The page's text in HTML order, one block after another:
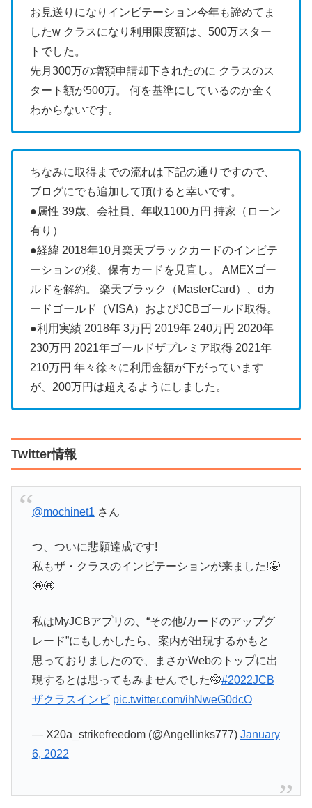
お見送りになりインビテーション今年も諦めてま
したw クラスになり利用限度額は、500万スター
トでした。
先月300万の増額申請却下されたのに クラスのス
タート額が500万。
何を基準にしているのか全く
わからないです。
ちなみに取得までの流れは下記の通りですので、
ブログにでも追加して頂けると幸いです。
●属性 39歳、会社員、年収1100万円 持家（ローン
有り）
●経緯 2018年10月楽天ブラックカードのインビテ
ーションの後、保有カードを見直し。 AMEXゴー
ルドを解約。 楽天ブラック（MasterCard）、dカ
ードゴールド（VISA）およびJCBゴールド取得。
●利用実績 2018年 3万円 2019年 240万円 2020年
230万円 2021年ゴールドザプレミア取得 2021年
210万円 年々徐々に利用金額が下がっています
が、200万円は超えるようにしました。
Twitter情報
@mochinet1 さん
つ、ついに悲願達成です!
私もザ・クラスのインビテーションが来ました!🤩
🤩🤩
私はMyJCBアプリの、“その他/カードのアップグ
レード”にもしかしたら、案内が出現するかもと
思っておりましたので、まさかWebのトップに出
現するとは思ってもみませんでした🤭#2022JCB
ザクラスインビ pic.twitter.com/ihNweG0dcO
— X20a_strikefreedom (@Angellinks777) January
6, 2022